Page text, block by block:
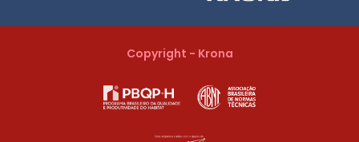
Copyright - Krona